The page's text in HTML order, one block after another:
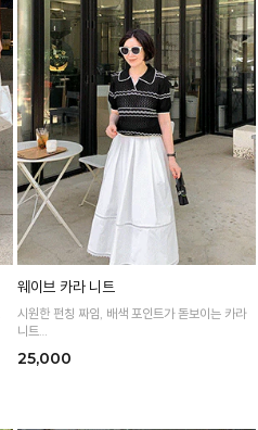
웨이브 카라 니트
시원한 펀칭 짜임, 배색 포인트가 돋보이는 카라
니트
하게 입어요
25,000